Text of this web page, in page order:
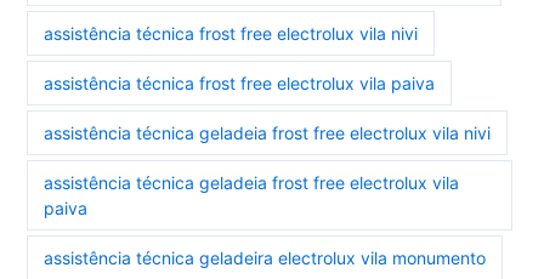
assistência técnica frost free electrolux vila nivi
assistência técnica frost free electrolux vila paiva
assistência técnica geladeia frost free electrolux vila nivi
assistência técnica geladeia frost free electrolux vila
paiva
assistência técnica geladeira electrolux vila monumento